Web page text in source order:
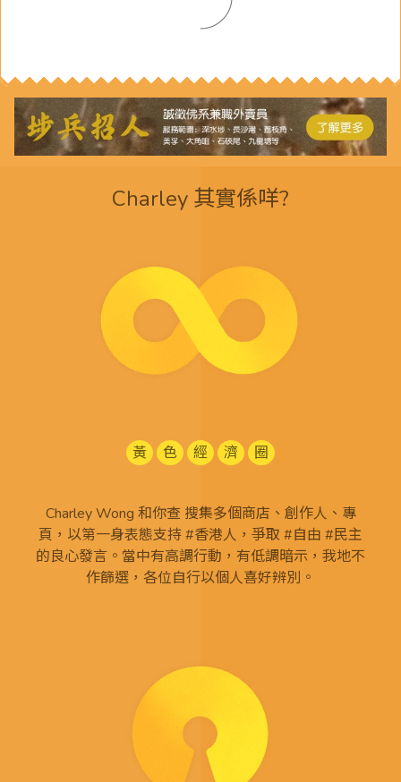
Charley 其實係咩?
黃 色 經 濟 圈
Charley Wong 和你查 搜集多個商店、創作人、專
頁，以第一身表態支持 #香港人，爭取 #自由 #民主
的良心發言。當中有高調行動，有低調暗示，我地不
作篩選，各位自行以個人喜好辨別。